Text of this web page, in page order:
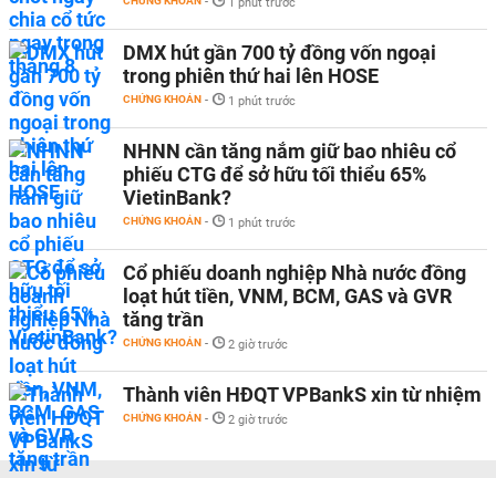
DMX hút gần 700 tỷ đồng vốn ngoại
trong phiên thứ hai lên HOSE
CHỨNG KHOÁN - 1 phút trước
NHNN cần tăng nắm giữ bao nhiêu cổ
phiếu CTG để sở hữu tối thiểu 65%
VietinBank?
CHỨNG KHOÁN - 1 phút trước
Cổ phiếu doanh nghiệp Nhà nước đồng
loạt hút tiền, VNM, BCM, GAS và GVR
tăng trần
CHỨNG KHOÁN - 2 giờ trước
Thành viên HĐQT VPBankS xin từ nhiệm
CHỨNG KHOÁN - 2 giờ trước